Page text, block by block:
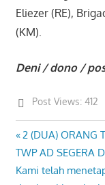
Eliezer (RE),
(KM).
Deni / dono /
Post Views: 412
Post
navigation
Previous
Post:
2 (DUA) ORANG
TWP AD SEGERA
Next
Kami telah